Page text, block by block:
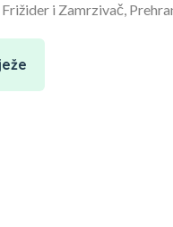
i Zamrzivač,